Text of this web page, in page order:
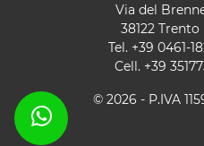
Via del
38122 Trento
Tel. +39 0461-
Cell. +39
© 2026 - P.IVA